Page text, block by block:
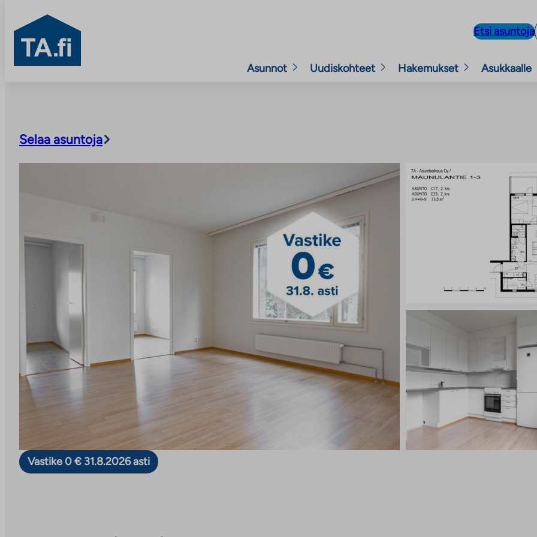
TA.fi
Etsi asuntoja
Asunnot Uudiskohteet Hakemukset Asukkaalle
Selaa asuntoja
Vastike 0 € 31.8.2026 asti